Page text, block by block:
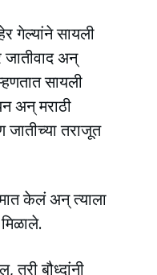
गेल्यांने सायली
अन्
सायली
अन् मराठी
जातीच्या तराजूत
केलं अन् त्याला
तरी बौध्दांनी